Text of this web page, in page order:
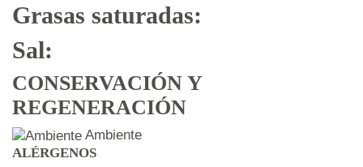
Grasas saturadas:
Sal:
CONSERVACIÓN Y
REGENERACIÓN
Ambiente
ALÉRGENOS